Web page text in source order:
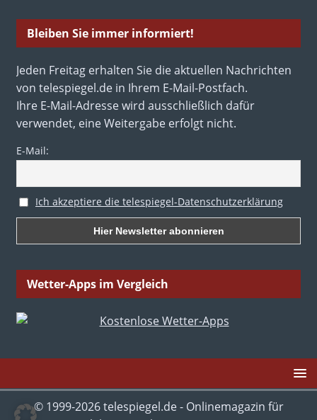
Bleiben Sie immer informiert!
Jeden Freitag erhalten Sie die aktuellen Nachrichten
von telespiegel.de in Ihrem E-Mail-Postfach.
Ihre E-Mail-Adresse wird ausschließlich dafür
verwendet, eine Weitergabe erfolgt nicht.
E-Mail:
Ich akzeptiere die telespiegel-Datenschutzerklärung
Wetter-Apps im Vergleich
© 1999-2026 telespiegel.de - Onlinemagazin für